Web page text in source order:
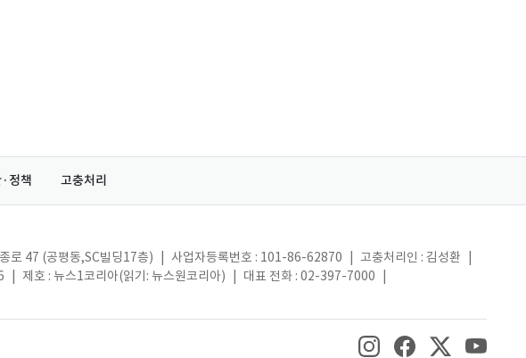
정책 고충처리
로 47 (공평동,SC빌딩17층) 사업자등록번호 : 101-86-62870 고충처리인 : 김성환
제호 : 뉴스1코리아(읽기: 뉴스원코리아) 대표 전화 : 02-397-7000